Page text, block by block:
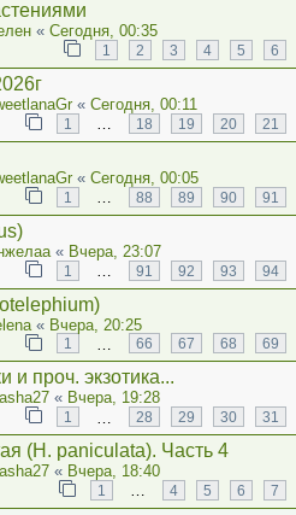
« Сегодня, 00:35
1 2 3 4 5 6
« Сегодня, 00:11
1 … 18 19 20 21
« Сегодня, 00:05
1 … 88 89 90 91
« Вчера, 23:07
1 91 92 93 94
« Вчера, 20:25
1 66 67 68 69
и проч. экзотика...
« Вчера, 19:28
1 28 29 30 31
(Н. paniculata). Часть 4
« Вчера, 18:40
1 … 4 5 6 7